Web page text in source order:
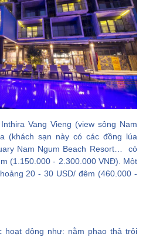
Vang Vieng (view sông Nam
(khách sạn này có các đồng lúa
Nam Ngum Beach Resort… có
(1.150.000 - 2.300.000 VNĐ). Một
20 - 30 USD/ đêm (460.000 -
hoạt động như: nằm phao thả trôi